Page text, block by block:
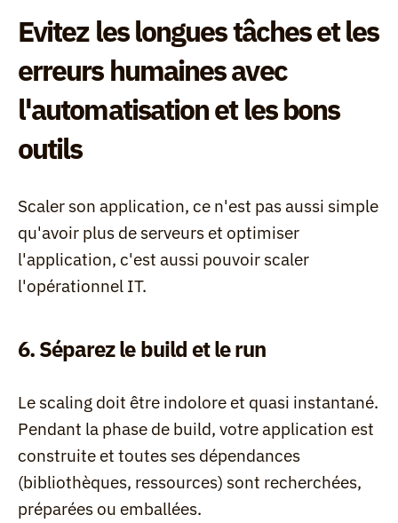
Evitez les longues tâches et les
erreurs humaines avec
l'automatisation et les bons
outils
Scaler son application, ce n'est pas aussi simple
qu'avoir plus de serveurs et optimiser
l'application, c'est aussi pouvoir scaler
l'opérationnel IT.
6. Séparez le build et le run
Le scaling doit être indolore et quasi instantané.
Pendant la phase de build, votre application est
construite et toutes ses dépendances
(bibliothèques, ressources) sont recherchées,
préparées ou emballées.